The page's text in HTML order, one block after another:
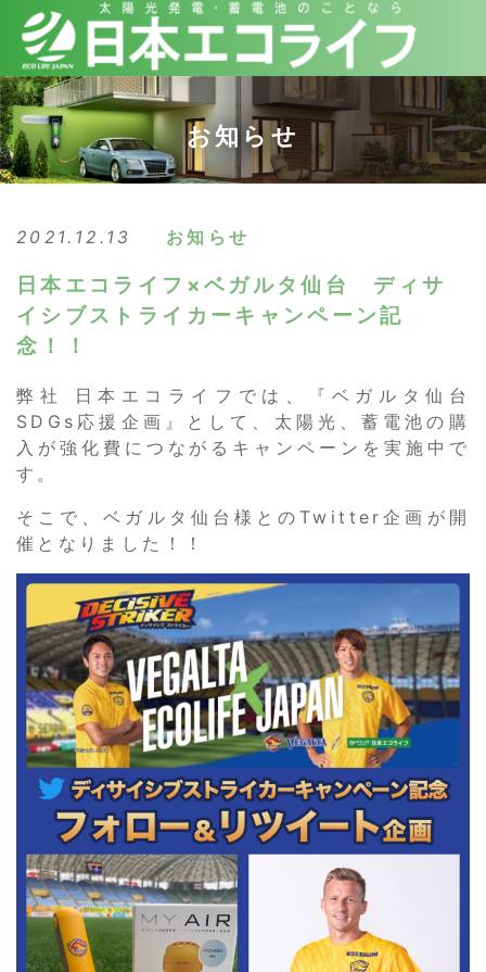
お知らせ
2021.12.13 お知らせ
日本エコライフ×ベガルタ仙台 ディサ
イシブストライカーキャンペーン記
念！！
弊社 日本エコライフでは、『ベガルタ仙台
SDGs応援企画』として、太陽光、蓄電池の購
入が強化費につながるキャンペーンを実施中で
す。
そこで、ベガルタ仙台様とのTwitter企画が開
催となりました！！